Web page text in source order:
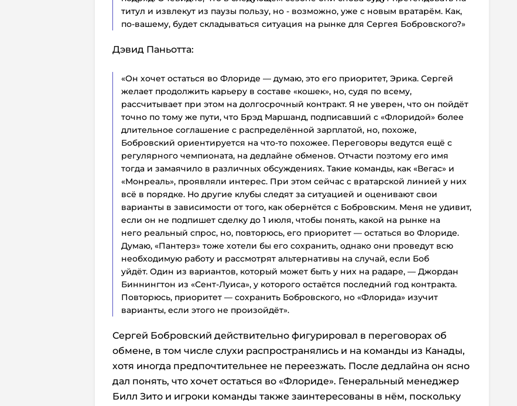
титул и извлекут из паузы пользу, но - возможно, уже с новым вратарём. Как,
по-вашему, будет складываться ситуация на рынке для Сергея Бобровского?»
Дэвид Паньотта:
«Он хочет остаться во Флориде — думаю, это его приоритет, Эрика. Сергей
желает продолжить карьеру в составе «кошек», но, судя по всему,
рассчитывает при этом на долгосрочный контракт. Я не уверен, что он пойдёт
точно по тому же пути, что Брэд Маршанд, подписавший с «Флоридой» более
длительное соглашение с распределённой зарплатой, но, похоже,
Бобровский ориентируется на что-то похожее. Переговоры ведутся ещё с
регулярного чемпионата, на дедлайне обменов. Отчасти поэтому его имя
тогда и замаячило в различных обсуждениях. Такие команды, как «Вегас» и
«Монреаль», проявляли интерес. При этом сейчас с вратарской линией у них
всё в порядке. Но другие клубы следят за ситуацией и оценивают свои
варианты в зависимости от того, как обернётся с Бобровским. Меня не удивит,
если он не подпишет сделку до 1 июля, чтобы понять, какой на рынке на
него реальный спрос, но, повторюсь, его приоритет — остаться во Флориде.
Думаю, «Пантерз» тоже хотели бы его сохранить, однако они проведут всю
необходимую работу и рассмотрят альтернативы на случай, если Боб
уйдёт. Один из вариантов, который может быть у них на радаре, — Джордан
Биннингтон из «Сент-Луиса», у которого остаётся последний год контракта.
Повторюсь, приоритет — сохранить Бобровского, но «Флорида» изучит
варианты, если этого не произойдёт».
Сергей Бобровский действительно фигурировал в переговорах об
обмене, в том числе слухи распространялись и на команды из Канады,
хотя иногда предпочтительнее не переезжать. После дедлайна он ясно
дал понять, что хочет остаться во «Флориде». Генеральный менеджер
Билл Зито и игроки команды также заинтересованы в нём, поскольку